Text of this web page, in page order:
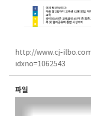
http://www.cj-
idxno=1062543
파일